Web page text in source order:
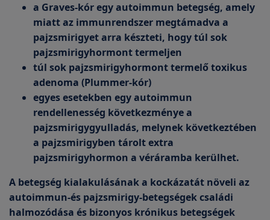
a Graves-kór egy autoimmun betegség, amely
miatt az immunrendszer megtámadva a
pajzsmirigyet arra készteti, hogy túl sok
pajzsmirigyhormont termeljen
túl sok pajzsmirigyhormont termelő toxikus
adenoma (Plummer-kór)
egyes esetekben egy autoimmun
rendellenesség következménye a
pajzsmirigygyulladás, melynek következtében
a pajzsmirigyben tárolt extra
pajzsmirigyhormon a véráramba kerülhet.
A betegség kialakulásának a kockázatát növeli az
autoimmun-és pajzsmirigy-betegségek családi
halmozódása és bizonyos krónikus betegségek